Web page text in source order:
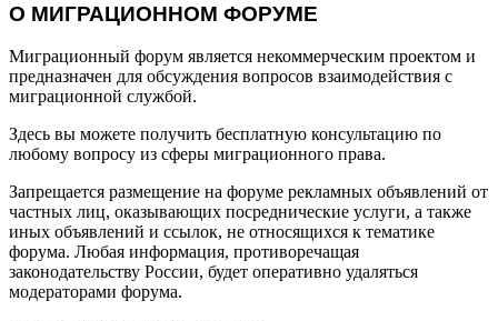
О МИГРАЦИОННОМ ФОРУМЕ
Миграционный форум является некоммерческим проектом и
предназначен для обсуждения вопросов взаимодействия с
миграционной службой.
Здесь вы можете получить бесплатную консультацию по
любому вопросу из сферы миграционного права.
Запрещается размещение на форуме рекламных объявлений от
частных лиц, оказывающих посреднические услуги, а также
иных объявлений и ссылок, не относящихся к тематике
форума. Любая информация, противоречащая
законодательству России, будет оперативно удаляться
модераторами форума.